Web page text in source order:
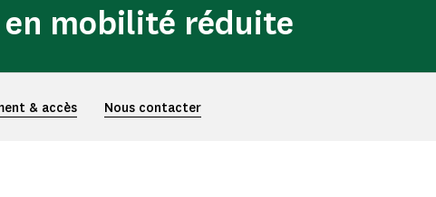
mobilité réduite
& accès Nous contacter